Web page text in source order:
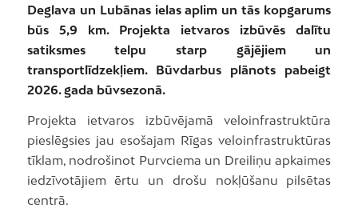
Deglava un Lubānas ielas aplim un tās kopgarums
būs 5,9 km. Projekta ietvaros izbūvēs dalītu
satiksmes telpu starp gājējiem un
transportlīdzekļiem. Būvdarbus plānots pabeigt
2026. gada būvsezonā.
Projekta ietvaros izbūvējamā veloinfrastruktūra
pieslēgsies jau esošajam Rīgas veloinfrastruktūras
tīklam, nodrošinot Purvciema un Dreiliņu apkaimes
iedzīvotājiem ērtu un drošu nokļūšanu pilsētas
centrā.